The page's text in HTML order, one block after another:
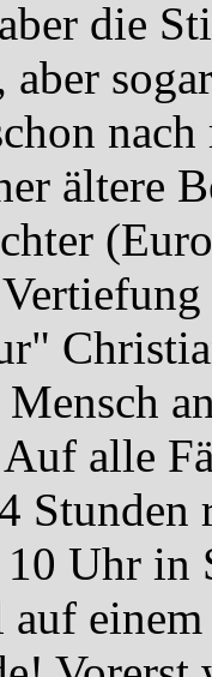
die
aber
ältere
alle
Stunden
Uhr in